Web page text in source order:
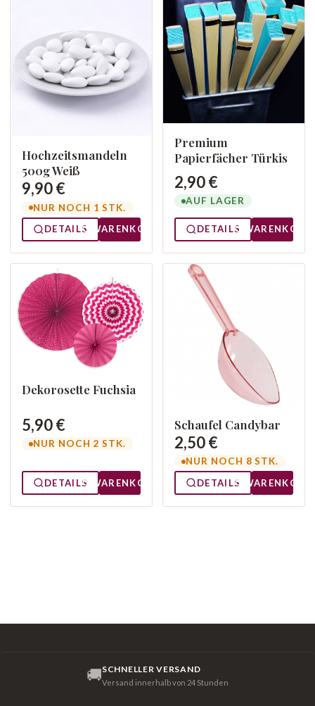
Hochzeitsmandeln
500g Weiß
9,90 €
NUR NOCH 1 STK.
DETAILS
WARENKORB
Premium
Papierfächer Türkis
2,90 €
AUF LAGER
DETAILS WARENKORB
Dekorosette Fuchsia
5,90 €
NUR NOCH 2 STK.
DETAILS WARENKORB
Schaufel Candybar
2,50 €
NUR NOCH 8 STK.
DETAILS
WARENKORB
🚚SCHNELLER VERSAND
Versand innerhalb von 24 Stunden